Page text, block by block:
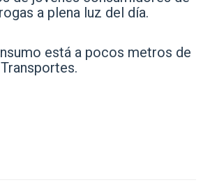
a plena luz del día.
está a pocos metros de